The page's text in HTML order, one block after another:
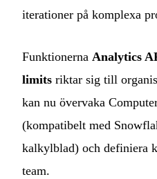
iterationer på komplexa
Funktionerna Analytics
limits riktar sig till
kan nu övervaka
(kompatibelt med
kalkylblad) och definiera
team.